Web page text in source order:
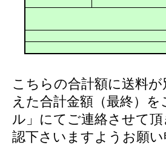
こちらの合計額に送料
えた合計金額（最終）
ル」にてご連絡させて
認下さいますようお願い